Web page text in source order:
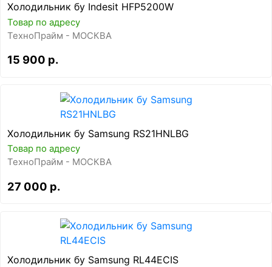
Холодильник бу Indesit HFP5200W
Товар по адресу
ТехноПрайм - МОСКВА
15 900 р.
Холодильник бу Samsung RS21HNLBG
Товар по адресу
ТехноПрайм - МОСКВА
27 000 р.
Холодильник бу Samsung RL44ECIS